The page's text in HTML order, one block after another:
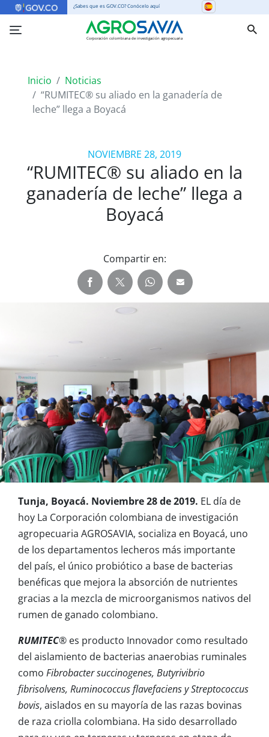
¿Sabes que es GOV.CO? Conócelo aquí
Corporación colombiana de investigación agropecuaria
Inicio
Noticias
“RUMITEC® su aliado en la ganadería de
leche” llega a Boyacá
NOVIEMBRE 28, 2019
“RUMITEC® su aliado en la
ganadería de leche” llega a
Boyacá
Compartir en:
Tunja, Boyacá. Noviembre 28 de 2019. EL día de
hoy La Corporación colombiana de investigación
agropecuaria AGROSAVIA, socializa en Boyacá, uno
de los departamentos lecheros más importante
del país, el único probiótico a base de bacterias
benéficas que mejora la absorción de nutrientes
gracias a la mezcla de microorganismos nativos del
rumen de ganado colombiano.
RUMITEC® es producto Innovador como resultado
del aislamiento de bacterias anaerobias ruminales
como Fibrobacter succinogenes, Butyrivibrio
fibrisolvens, Ruminococcus flavefaciens y Streptococcus
bovis, aislados en su mayoría de las razas bovinas
de raza criolla colombiana. Ha sido desarrollado